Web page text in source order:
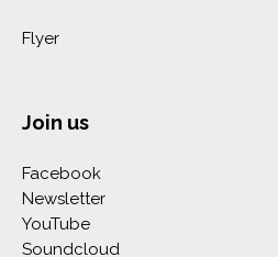
Flyer
Join us
Facebook
Newsletter
YouTube
Soundcloud